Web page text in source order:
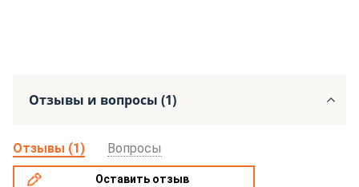
Отзывы и вопросы (1)
Отзывы (1) Вопросы
Оставить отзыв